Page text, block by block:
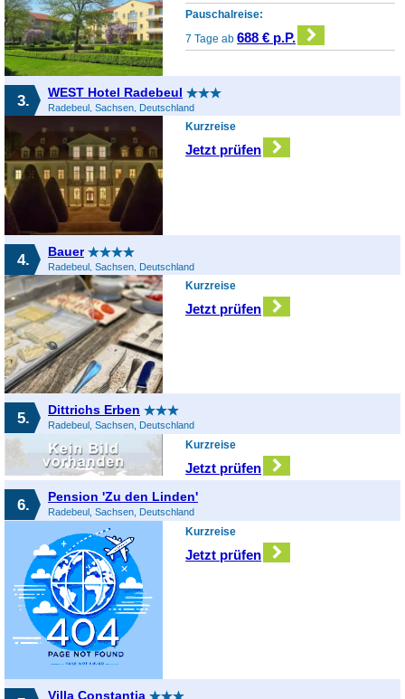
Pauschalreise:
7 Tage ab688 € p.P.
3. WEST Hotel Radebeul
Radebeul, Sachsen, Deutschland
Kurzreise
Jetzt prüfen
4. Bauer
Radebeul, Sachsen, Deutschland
Kurzreise
Jetzt prüfen
5. Dittrichs Erben
Radebeul, Sachsen, Deutschland
Kurzreise
Jetzt prüfen
6. Pension 'Zu den Linden'
Radebeul, Sachsen, Deutschland
Kurzreise
Jetzt prüfen
Villa Constantia